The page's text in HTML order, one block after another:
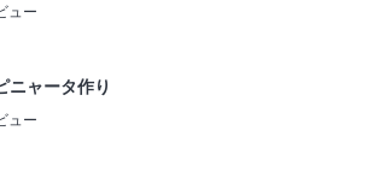
ュー
ャータ作り
ュー